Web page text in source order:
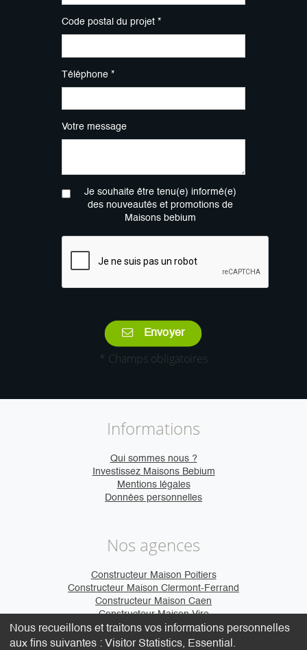
Code postal du projet *
Téléphone *
Votre message
Je souhaite être tenu(e) informé(e)
des nouveautés et promotions de
Maisons bebium
Envoyer
* Champs obligatoires
Informations
Qui sommes nous ?
Investissez Maisons Bebium
Mentions légales
Données personnelles
Nos agences
Constructeur Maison Poitiers
Constructeur Maison Clermont-Ferrand
Constructeur Maison Caen
Constructeur Maison Vire
Nous recueillons et traitons vos informations personnelles
aux fins suivantes : Visitor Statistics, Essential .